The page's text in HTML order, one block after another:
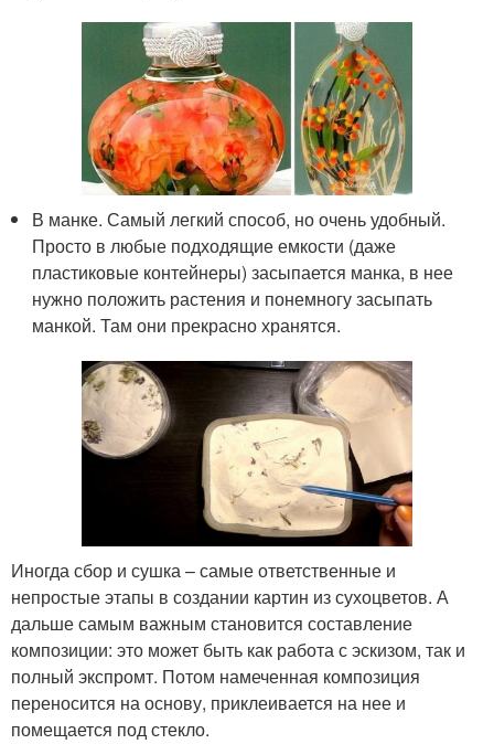
В манке. Самый легкий способ, но очень удобный.
Просто в любые подходящие емкости (даже
пластиковые контейнеры) засыпается манка, в нее
нужно положить растения и понемногу засыпать
манкой. Там они прекрасно хранятся.
Иногда сбор и сушка – самые ответственные и
непростые этапы в создании картин из сухоцветов. А
дальше самым важным становится составление
композиции: это может быть как работа с эскизом, так и
полный экспромт. Потом намеченная композиция
переносится на основу, приклеивается на нее и
помещается под стекло.